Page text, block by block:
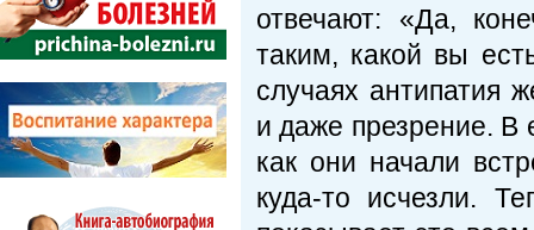
отвечают: «Да,
таким, какой вы
случаях антипатия
и даже презрение. В
как они начали
куда-то исчезли.